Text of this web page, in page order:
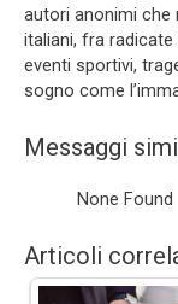
autori anonimi che
italiani, fra
eventi sportivi,
sogno come
Messaggi
None Found
Articoli